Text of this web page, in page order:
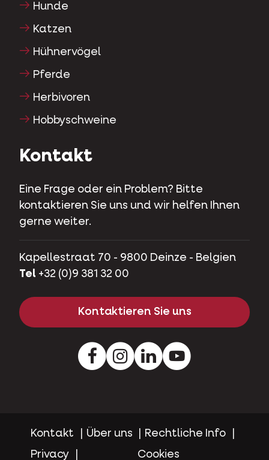
Hunde
Katzen
Hühnervögel
Pferde
Herbivoren
Hobbyschweine
Kontakt
Eine Frage oder ein Problem? Bitte
kontaktieren Sie uns und wir helfen Ihnen
gerne weiter.
Kapellestraat 70 - 9800 Deinze - Belgien
Tel +32 (0)9 381 32 00
Kontaktieren Sie uns
FacebookInstagramLinkedInYoutube
Kontakt Über uns
Rechtliche Info
Privacy
Cookies